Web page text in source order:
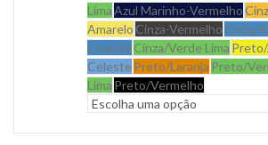
LimaAzul Marinho-Vermelho
Amarelo Cinza-Vermelho Cinza/
Celeste Cinza/Verde Lima
Celeste Preto/Laranja Preto/
Lima Preto/Vermelho